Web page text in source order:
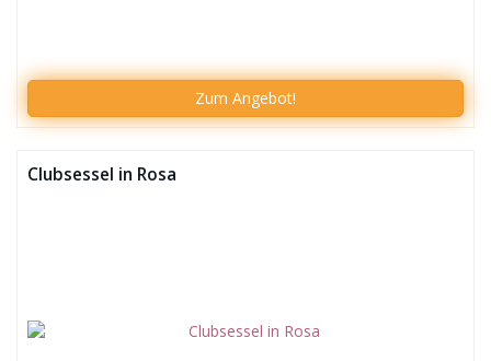
Zum Angebot!
Clubsessel in Rosa